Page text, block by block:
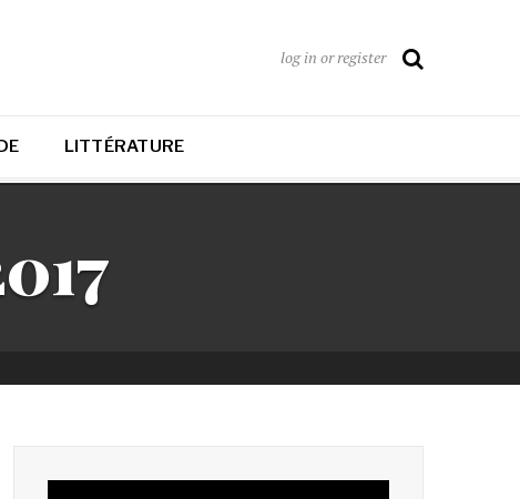
log in or register
LITTÉRATURE